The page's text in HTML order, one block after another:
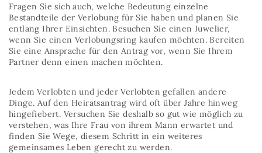
Fragen Sie sich auch, welche Bedeutung einzelne
Bestandteile der Verlobung für Sie haben und planen Sie
entlang Ihrer Einsichten. Besuchen Sie einen Juwelier,
wenn Sie einen Verlobungsring kaufen möchten. Bereiten
Sie eine Ansprache für den Antrag vor, wenn Sie Ihrem
Partner denn einen machen möchten.
Jedem Verlobten und jeder Verlobten gefallen andere
Dinge. Auf den Heiratsantrag wird oft über Jahre hinweg
hingefiebert. Versuchen Sie deshalb so gut wie möglich zu
verstehen, was Ihre Frau von ihrem Mann erwartet und
finden Sie Wege, diesem Schritt in ein weiteres
gemeinsames Leben gerecht zu werden.